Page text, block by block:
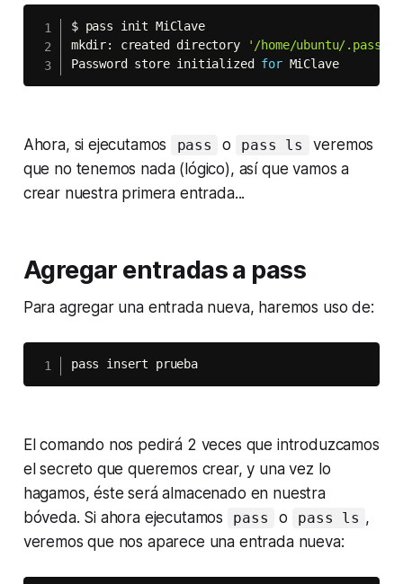
$ pass init MiClave
mkdir: created directory
'/home/ubuntu/
Password store initialized for MiClave
Ahora, si ejecutamos pass o pass ls
veremos
que no tenemos nada (lógico), así que vamos a
crear nuestra primera entrada...
Agregar entradas a pass
Para agregar una entrada nueva, haremos uso de:
pass insert prueba
El comando nos pedirá 2 veces que introduzcamos
el secreto que queremos crear, y una vez lo
hagamos, éste será almacenado en nuestra
bóveda. Si ahora ejecutamos
pass o pass ls ,
veremos que nos aparece una entrada nueva: